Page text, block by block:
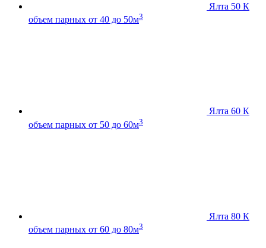
Ялта 50 К
объем парных от 40 до 50м3
Ялта 60 К
объем парных от 50 до 60м3
Ялта 80 К
объем парных от 60 до 80м3